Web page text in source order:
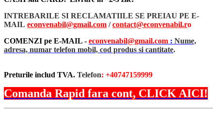
INTREBARILE SI RECLAMATIILE SE PREIAU PE E-
MAIL econvenabil@gmail.com /contact@econvenabil.ro
COMENZI pe E-MAIL - econvenabil@gmail.com : Nume,
adresa, numar telefon mobil, cod produs si cantitate.
Preturile includ TVA. Telefon: +40747159999
Comanda Rapid fara cont, CLICK AICI!